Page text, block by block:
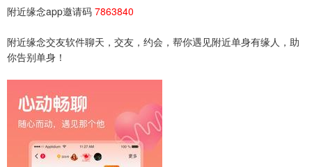
附近缘念app邀请码 7863840
附近缘念交友软件聊天，交友，约会，帮你遇见附近单身有缘人，助
你告别单身！